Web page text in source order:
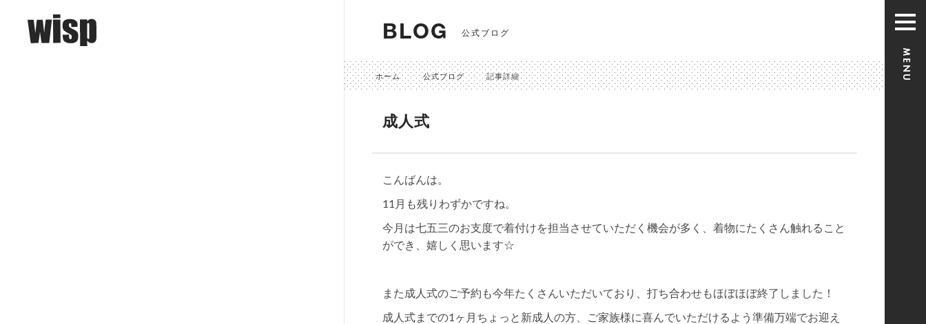
BLOG 公式ブログ
ホーム 公式ブログ 記事詳細
成人式
こんばんは。
11月も残りわずかですね。
今月は七五三のお支度で着付けを担当させていただく機会が多く、着物にたくさん触れること
ができ、嬉しく思います☆
また成人式のご予約も今年たくさんいただいており、打ち合わせもほぼほぼ終了しました！
成人式までの1ヶ月ちょっと新成人の方、ご家族様に喜んでいただけるよう準備万端でお迎え